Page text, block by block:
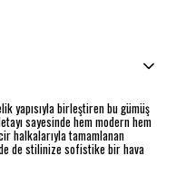
yapısıyla birleştiren bu gümüş
sayesinde hem modern hem
halkalarıyla tamamlanan
de stilinize sofistike bir hava